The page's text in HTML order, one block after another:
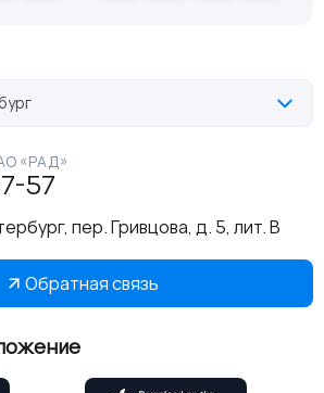
«РАД»
57
пер. Гривцова, д. 5, лит. В
Обратная связь